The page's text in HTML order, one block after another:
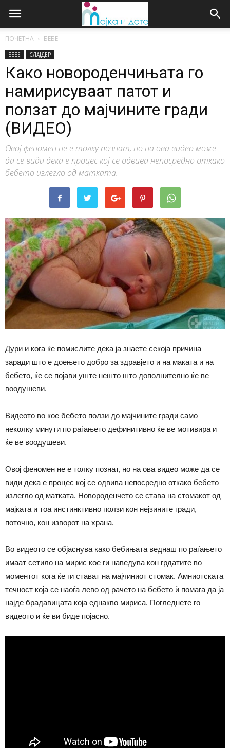
ПОЧЕТНА БЕБЕ
БЕБЕ СЛАЈДЕР
Како новороденчињата го
намирисуваат патот и
ползат до мајчините гради
(ВИДЕО)
Овој феномен не е толку познат, но на ова видео може
да се види дека е процес кој се одвива непосредно откако
бебето излегло од матката.
Дури и кога ќе помислите дека ја знаете секоја причина
заради што е доењето добро за здравјето и на маката и на
бебето, ќе се појави уште нешто што дополнително ќе ве
воодушеви.
Видеото во кое бебето ползи до мајчините гради само
неколку минути по раѓањето дефинитивно ќе ве мотивира и
ќе ве воодушеви.
Овој феномен не е толку познат, но на ова видео може да се
види дека е процес кој се одвива непосредно откако бебето
излегло од матката. Новороденчето се става на стомакот од
мајката и тоа инстинктивно ползи кон нејзините гради,
поточно, кон изворот на храна.
Во видеото се објаснува како бебињата веднаш по раѓањето
имаат сетило на мирис кое ги наведува кон грдатите во
моментот кога ќе ги стават на мајчиниот стомак. Амниотската
течност која се наоѓа лево од рачето на бебето ѝ помага да ја
најде брадавицата која еднакво мириса. Погледнете го
видеото и ќе ви биде појасно.